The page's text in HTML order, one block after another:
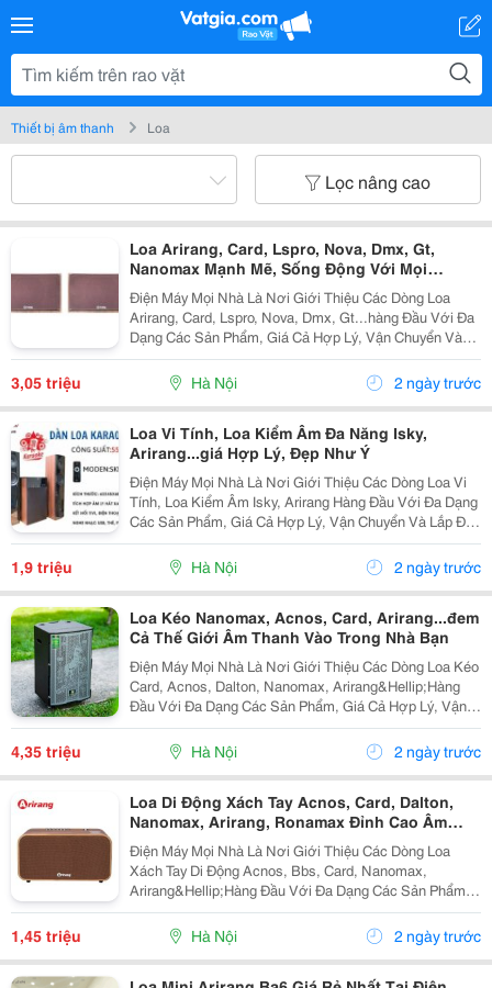
Thiết bị âm thanh Loa
Lọc nâng cao
Loa Arirang, Card, Lspro, Nova, Dmx, Gt,
Nanomax Mạnh Mẽ, Sống Động Với Mọi
Không Gian
Điện Máy Mọi Nhà Là Nơi Giới Thiệu Các Dòng Loa
Arirang, Card, Lspro, Nova, Dmx, Gt...hàng Đầu Với Đa
Dạng Các Sản Phẩm, Giá Cả Hợp Lý, Vận Chuyển Và
Lắp Đặt Nhanh Chóng Mang Đến Cho Khách Hàng Sự
Tiên Lợi Nhất. Loa Arirang Rant Viii Gía:...
3,05 triệu Hà Nội 2 ngày trước
Loa Vi Tính, Loa Kiểm Âm Đa Năng Isky,
Arirang...giá Hợp Lý, Đẹp Như Ý
Điện Máy Mọi Nhà Là Nơi Giới Thiệu Các Dòng Loa Vi
Tính, Loa Kiểm Âm Isky, Arirang Hàng Đầu Với Đa Dạng
Các Sản Phẩm, Giá Cả Hợp Lý, Vận Chuyển Và Lắp Đặt
Nhanh Chóng Mang Đến Cho Khách Hàng Sự Tiên Lợi
1,9 triệu Hà Nội 2 ngày trước
Loa Kéo Nanomax, Acnos, Card, Arirang...đem
Cả Thế Giới Âm Thanh Vào Trong Nhà Bạn
Điện Máy Mọi Nhà Là Nơi Giới Thiệu Các Dòng Loa Kéo
Card, Acnos, Dalton, Nanomax, Arirang&Hellip;Hàng
Đầu Với Đa Dạng Các Sản Phẩm, Giá Cả Hợp Lý, Vận
Chuyển Và Lắp Đặt Nhanh Chóng Mang Đến Cho Khách
Hàng Sự Tiên Lợi Nhất. Loa Kéo Gỗ 4 Tấc...
4,35 triệu Hà Nội 2 ngày trước
Loa Di Động Xách Tay Acnos, Card, Dalton,
Nanomax, Arirang, Ronamax Đỉnh Cao Âm
Thanh
Điện Máy Mọi Nhà Là Nơi Giới Thiệu Các Dòng Loa
Xách Tay Di Động Acnos, Bbs, Card, Nanomax,
Arirang&Hellip;Hàng Đầu Với Đa Dạng Các Sản Phẩm,
Giá Cả Hợp Lý, Vận Chuyển Và Lắp Đặt Nhanh Chóng
Mang Đến Cho Khách Hàng Sự Tiên Lợi Nhất. Loa Di
Động...
1,45 triệu Hà Nội 2 ngày trước